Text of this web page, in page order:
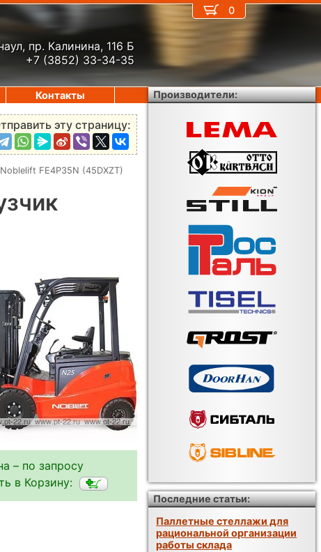
пр. Калинина, 116 Б
+7 (3852) 33-34-35
эту страницу:
FE4P35N (45DXZT)
– по запросу
в Корзину:
0
Контакты Производители:
Последние статьи:
Паллетные стеллажи для
рациональной организации
работы склада